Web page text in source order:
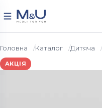
Меню
Головна Каталог Дитяча
АКЦІЯ